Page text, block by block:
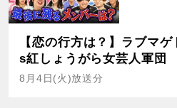
【恋の行方は？】ラブマ
s紅しょうがら女芸人軍団
8月4日(火)放送分